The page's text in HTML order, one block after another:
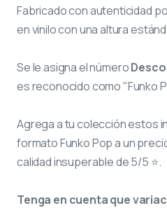
Fabricado con autenticidad
en vinilo con una altura
Se le asigna el número
es reconocido como "Funko
Agrega a tu colección estos
formato Funko Pop a un
calidad insuperable de 5/5 ⭐.
Tenga en cuenta que